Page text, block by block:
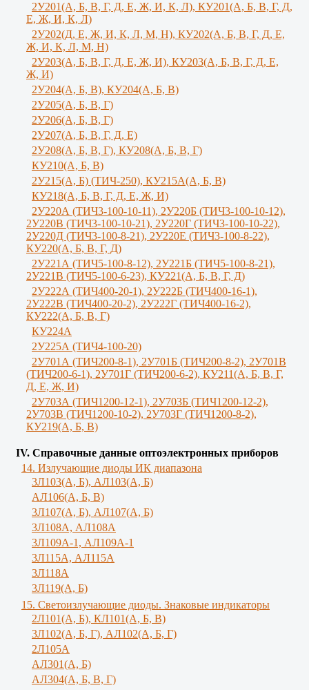
2У201(А, Б, В, Г, Д, Е, Ж, И, К, Л), КУ201(А, Б, В, Г, Д,
Е, Ж, И, К, Л)
2У202(Д, Е, Ж, И, К, Л, М, Н), КУ202(А, Б, В, Г, Д, Е,
Ж, И, К, Л, М, Н)
2У203(А, Б, В, Г, Д, Е, Ж, И), КУ203(А, Б, В, Г, Д, Е,
Ж, И)
2У204(А, Б, В), КУ204(А, Б, В)
2У205(А, Б, В, Г)
2У206(А, Б, В, Г)
2У207(А, Б, В, Г, Д, Е)
2У208(А, Б, В, Г), КУ208(А, Б, В, Г)
КУ210(А, Б, В)
2У215(А, Б) (ТИЧ-250), КУ215А(А, Б, В)
КУ218(А, Б, В, Г, Д, Е, Ж, И)
2У220А (ТИЧ3-100-10-11), 2У220Б (ТИЧ3-100-10-12),
2У220В (ТИЧ3-100-10-21), 2У220Г (ТИЧ3-100-10-22),
2У220Д (ТИЧ3-100-8-21), 2У220Е (ТИЧ3-100-8-22),
КУ220(А, Б, В, Г, Д)
2У221А (ТИЧ5-100-8-12), 2У221Б (ТИЧ5-100-8-21),
2У221В (ТИЧ5-100-6-23), КУ221(А, Б, В, Г, Д)
2У222А (ТИЧ400-20-1), 2У222Б (ТИЧ400-16-1),
2У222В (ТИЧ400-20-2), 2У222Г (ТИЧ400-16-2),
КУ222(А, Б, В, Г)
КУ224А
2У225А (ТИЧ4-100-20)
2У701А (ТИЧ200-8-1), 2У701Б (ТИЧ200-8-2), 2У701В
(ТИЧ200-6-1), 2У701Г (ТИЧ200-6-2), КУ211(А, Б, В, Г,
Д, Е, Ж, И)
2У703А (ТИЧ1200-12-1), 2У703Б (ТИЧ1200-12-2),
2У703В (ТИЧ1200-10-2), 2У703Г (ТИЧ1200-8-2),
КУ219(А, Б, В)
IV. Справочные данные оптоэлектронных приборов
14. Излучающие диоды ИК диапазона
3Л103(A, Б), AЛ103(А, Б)
AЛ106(A, Б, В)
3Л107(А, Б), АЛ107(А, Б)
3Л108А, АЛ108А
3Л109А-1, АЛ109А-1
3Л115А, АЛ115А
3Л118А
3Л119(A, Б)
15. Светоизлучающие диоды. Знаковые индикаторы
2Л101(A, Б), КЛ101(А, Б, В)
3Л102(A, Б, Г), АЛ102(А, Б, Г)
2Л105А
АЛ301(А, Б)
AЛ304(А, Б, В, Г)